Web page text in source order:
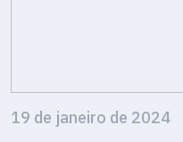
19 de janeiro de 2024